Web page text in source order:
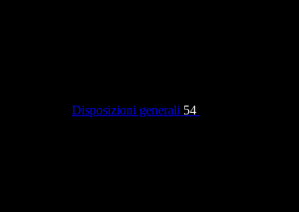
Disposizioni generali 54